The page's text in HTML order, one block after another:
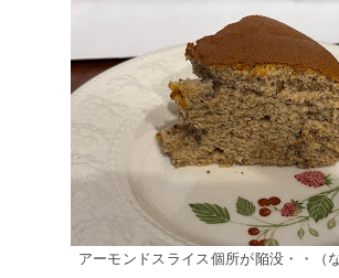
アーモンドスライス個所が陥没・・（